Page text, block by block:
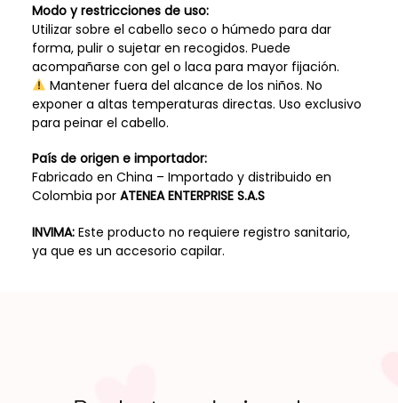
Modo y restricciones de uso:
Utilizar sobre el cabello seco o húmedo para dar
forma, pulir o sujetar en recogidos. Puede
acompañarse con gel o laca para mayor fijación.
Mantener fuera del alcance de los niños. No
exponer a altas temperaturas directas. Uso exclusivo
para peinar el cabello.
País de origen e importador:
Fabricado en China – Importado y distribuido en
Colombia por ATENEA ENTERPRISE S.A.S
INVIMA:Este producto no requiere registro sanitario,
ya que es un accesorio capilar.